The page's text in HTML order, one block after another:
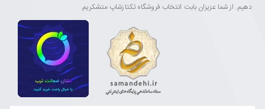
دهیم. از شما عزیزان بابت انتخاب فروشگاه تکتازشاپ متشکریم.